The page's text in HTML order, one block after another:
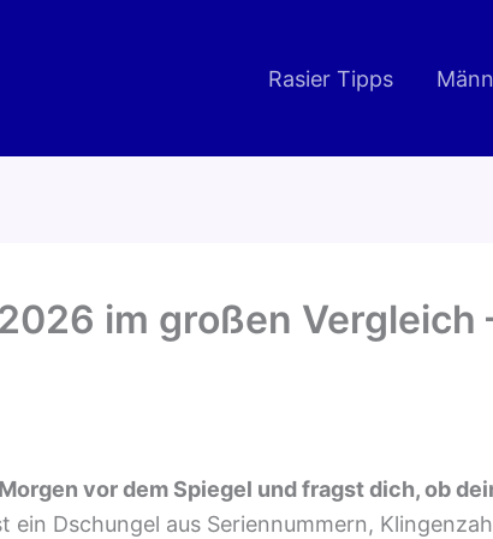
Rasier Tipps
im großen Vergleich
vor dem Spiegel und fragst dich, ob
Dschungel aus Seriennummern,